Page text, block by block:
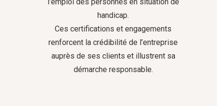
handicap.
Ces certifications et engagements
renforcent la crédibilité de l’entreprise
auprès de ses clients et illustrent sa
démarche responsable.